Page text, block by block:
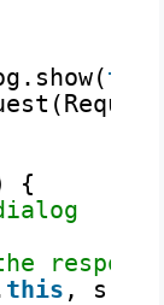
this
{
response
this , s,